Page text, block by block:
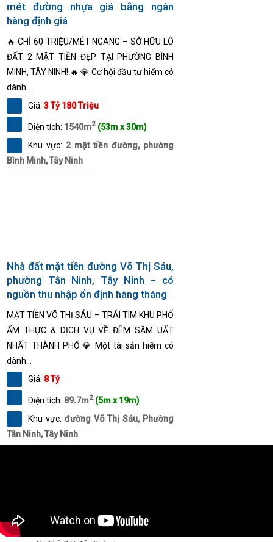
mét đường nhựa giá bằng ngân
hàng định giá
🔥 CHỈ 60 TRIỆU/MÉT NGANG – SỞ HỮU LÔ
ĐẤT 2 MẶT TIỀN ĐẸP TẠI PHƯỜNG BÌNH
MINH, TÂY NINH! 🔥 💎 Cơ hội đầu tư hiếm có
dành...
Giá: 3 Tỷ 180 Triệu
Diện tích: 1540m2 (53m x 30m)
Khu vực: 2 mặt tiền đường, phường
Bình Minh, Tây Ninh
Nhà đất mặt tiền đường Võ Thị Sáu,
phường Tân Ninh, Tây Ninh – có
nguồn thu nhập ổn định hàng tháng
MẶT TIỀN VÕ THỊ SÁU – TRÁI TIM KHU PHỐ
ẨM THỰC & DỊCH VỤ VỀ ĐÊM SẦM UẤT
NHẤT THÀNH PHỐ 💎 Một tài sản hiếm có
dành...
Giá: 8 Tỷ
Diện tích: 89.7m2 (5m x 19m)
Khu vực: đường Võ Thị Sáu, Phường
Tân Ninh, Tây Ninh